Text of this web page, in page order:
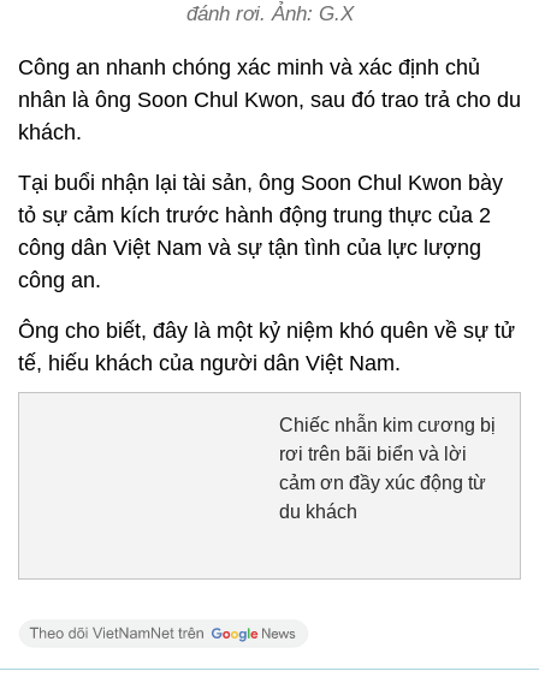
đánh rơi. Ảnh: G.X
Công an nhanh chóng xác minh và xác định chủ
nhân là ông Soon Chul Kwon, sau đó trao trả cho du
khách.
Tại buổi nhận lại tài sản, ông Soon Chul Kwon bày
tỏ sự cảm kích trước hành động trung thực của 2
công dân Việt Nam và sự tận tình của lực lượng
công an.
Ông cho biết, đây là một kỷ niệm khó quên về sự tử
tế, hiếu khách của người dân Việt Nam.
Chiếc nhẫn kim cương bị
rơi trên bãi biển và lời
cảm ơn đầy xúc động từ
du khách